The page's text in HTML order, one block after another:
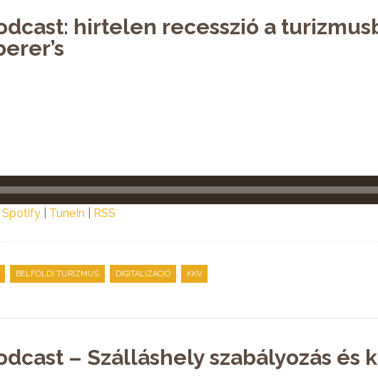
hirtelen recesszió a
Spotify TuneIn RSS
, BELFÖLDI TURIZMUS , DIGITALIZÁCIÓ , KKV
– Szálláshely szabályozás és